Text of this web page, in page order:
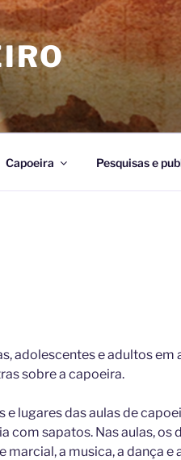
Capoeira Pesquisas e
adolescentes e adultos
sobre a capoeira.
lugares das aulas de
com sapatos. Nas aulas, os
marcial, a musica, a dança